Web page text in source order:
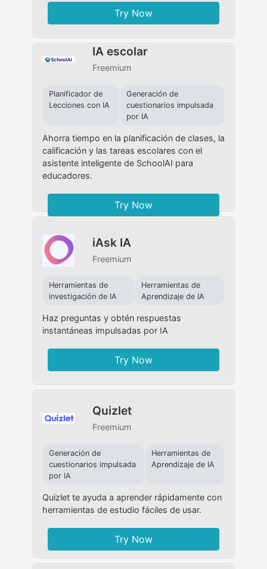
Try Now
IA escolar
Freemium
Planificador de
Lecciones con IA
Generación de
cuestionarios impulsada
por IA
Ahorra tiempo en la planificación de clases, la
calificación y las tareas escolares con el
asistente inteligente de SchoolAI para
educadores.
Try Now
iAsk IA
Freemium
Herramientas de
investigación de IA
Herramientas de
Aprendizaje de IA
Haz preguntas y obtén respuestas
instantáneas impulsadas por IA
Try Now
Quizlet
Freemium
Generación de
cuestionarios impulsada
por IA
Herramientas de
Aprendizaje de IA
Quizlet te ayuda a aprender rápidamente con
herramientas de estudio fáciles de usar.
Try Now